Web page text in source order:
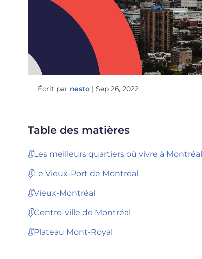
Écrit par nesto | Sep 26, 2022
Table des matières
Les meilleurs quartiers où vivre à Montréal
Le Vieux-Port de Montréal
Vieux-Montréal
Centre-ville de Montréal
Plateau Mont-Royal